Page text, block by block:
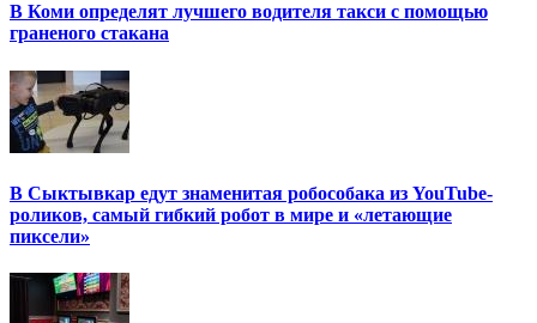
В Коми определят лучшего водителя такси с помощью
граненого стакана
В Сыктывкар едут знаменитая робособака из YouTube-
роликов, самый гибкий робот в мире и «летающие
пиксели»